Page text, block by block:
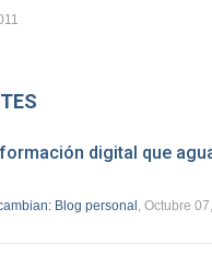
digital que
Blog personal , Octubre